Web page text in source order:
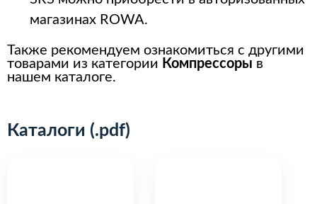
магазинах ROWA.
Также рекомендуем ознакомиться с другими
товарами из категории Компрессоры в
нашем каталоге.
Каталоги (.pdf)